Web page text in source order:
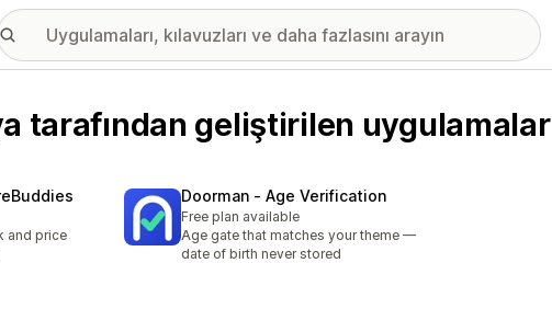
tarafından geliştirilen uygulamalar
and price
Doorman ‑ Age Verification
Free plan available
Age gate that matches your theme —
date of birth never stored